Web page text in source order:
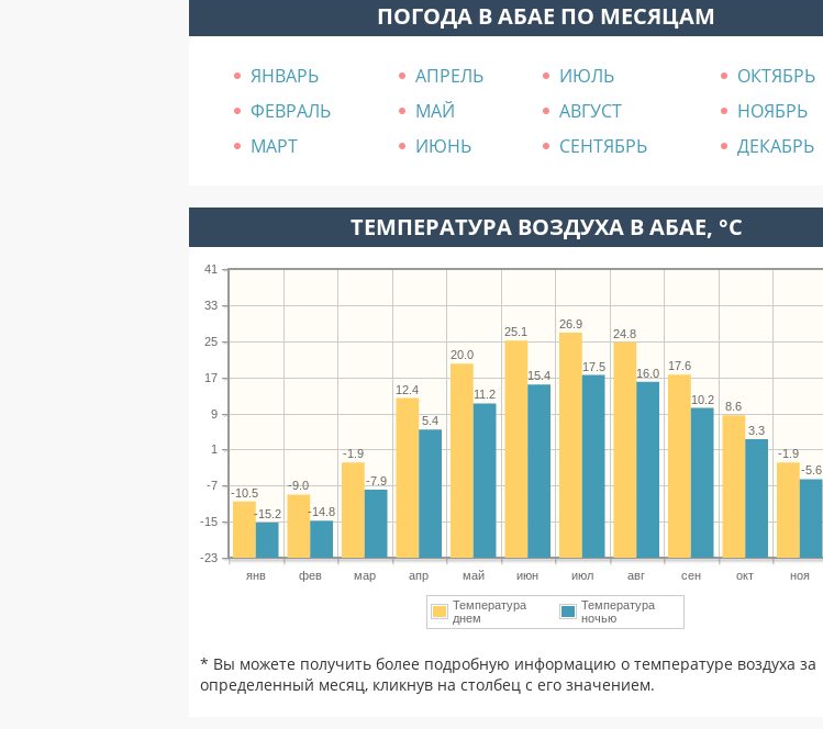
ПОГОДА В АБАЕ ПО МЕСЯЦАМ
ЯНВАРЬ АПРЕЛЬ ИЮЛЬ
ОКТЯБРЬ
ФЕВРАЛЬ
МАЙ АВГУСТ
НОЯБРЬ
МАРТ
ИЮНЬ СЕНТЯБРЬ ДЕКАБРЬ
ТЕМПЕРАТУРА ВОЗДУХА В АБАЕ, °C
янв фев мар апр май июн июл авг сен окт ноя
-23
-15
-7
1
9
17
25
33
41
-1.9
8.6
17.6
24.8
26.9
25.1
20.0
12.4
-1.9
-9.0
-10.5
-5.6
3.3
10.2
16.0
17.5
15.4
11.2
5.4
-7.9
-14.8
-15.2
Температура
днем
Температура
ночью
* Вы можете получить более подробную информацию о температуре воздуха за
определенный месяц, кликнув на столбец с его значением.